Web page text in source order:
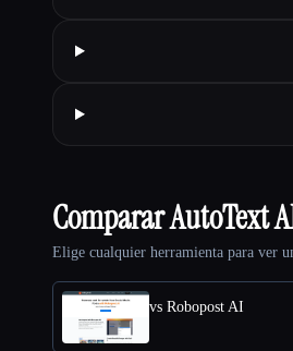
Comparar AutoText
Elige cualquier herramienta para ver
vs Robopost AI